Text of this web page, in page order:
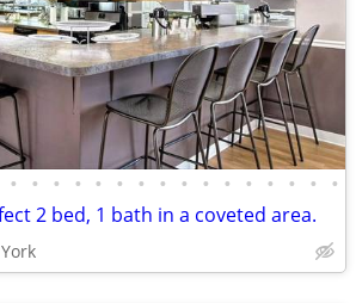
• • • • • • • • • • • • • • • •
2 bed, 1 bath in a coveted area.
York